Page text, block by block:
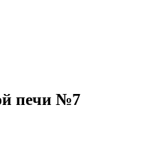
печи №7